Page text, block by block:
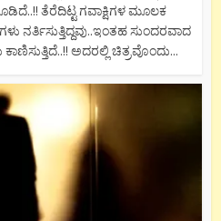
ತೆರೆದಿಟ್ಟ ಗವಾಕ್ಷಿಗಳ ಮೂಲಕ
ನರ್ತಿಸುತ್ತಿದ್ದವು..ಇಂತಹ ಸುಂದರವಾದ
ಅದರಲ್ಲಿ ಚಿತ್ರವೊಂದು...